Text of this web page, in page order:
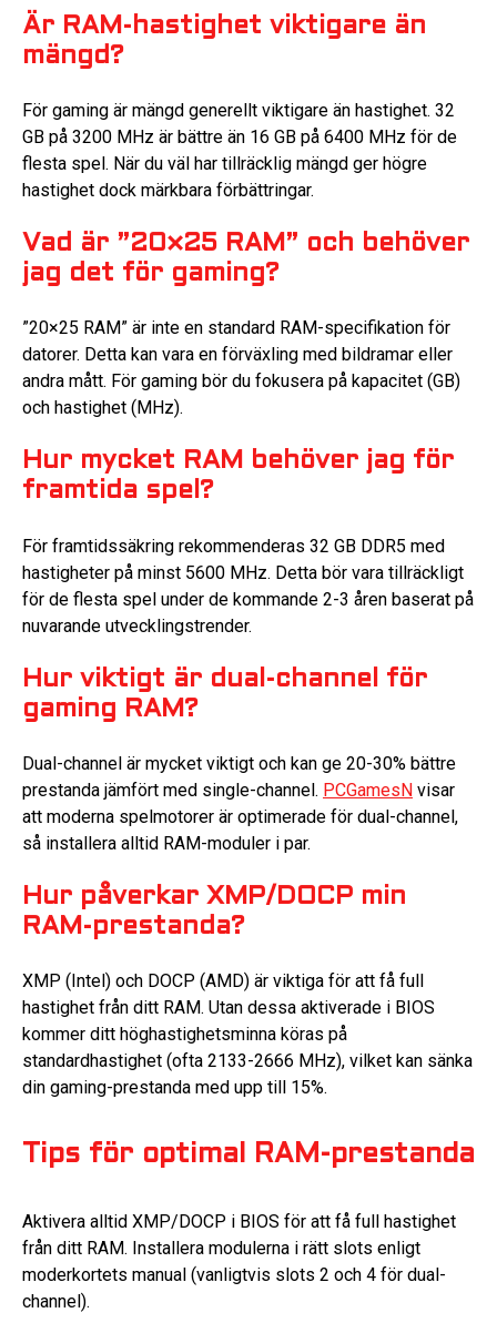
Är RAM-hastighet viktigare än
mängd?
För gaming är mängd generellt viktigare än hastighet. 32
GB på 3200 MHz är bättre än 16 GB på 6400 MHz för de
flesta spel. När du väl har tillräcklig mängd ger högre
hastighet dock märkbara förbättringar.
Vad är ”20×25 RAM” och behöver
jag det för gaming?
”20×25 RAM” är inte en standard RAM-specifikation för
datorer. Detta kan vara en förväxling med bildramar eller
andra mått. För gaming bör du fokusera på kapacitet (GB)
och hastighet (MHz).
Hur mycket RAM behöver jag för
framtida spel?
För framtidssäkring rekommenderas 32 GB DDR5 med
hastigheter på minst 5600 MHz. Detta bör vara tillräckligt
för de flesta spel under de kommande 2-3 åren baserat på
nuvarande utvecklingstrender.
Hur viktigt är dual-channel för
gaming RAM?
Dual-channel är mycket viktigt och kan ge 20-30% bättre
prestanda jämfört med single-channel. PCGamesN visar
att moderna spelmotorer är optimerade för dual-channel,
så installera alltid RAM-moduler i par.
Hur påverkar XMP/DOCP min
RAM-prestanda?
XMP (Intel) och DOCP (AMD) är viktiga för att få full
hastighet från ditt RAM. Utan dessa aktiverade i BIOS
kommer ditt höghastighetsminna köras på
standardhastighet (ofta 2133-2666 MHz), vilket kan sänka
din gaming-prestanda med upp till 15%.
Tips för optimal RAM-prestanda
Aktivera alltid XMP/DOCP i BIOS för att få full hastighet
från ditt RAM. Installera modulerna i rätt slots enligt
moderkortets manual (vanligtvis slots 2 och 4 för dual-
channel).